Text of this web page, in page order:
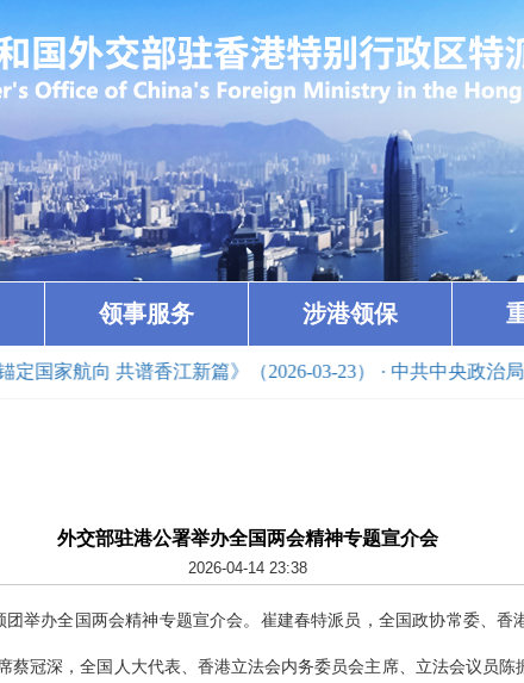
领事服务 涉港领保
家航向 共谱香江新篇》（2026-03-23） · 中共中央政治局委
外交部驻港公署举办全国两会精神专题宣介会
2026-04-14 23:38
举办全国两会精神专题宣介会。崔建春特派员，全国政协常委、香
蔡冠深，全国人大代表、香港立法会内务委员会主席、立法会议员陈